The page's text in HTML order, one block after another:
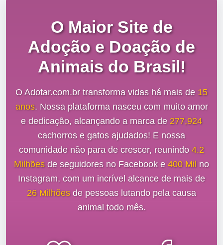
O Maior Site de
Adoção e Doação de
Animais do Brasil!
O Adotar.com.br transforma vidas há mais de 15
anos. Nossa plataforma nasceu com muito amor
e dedicação, alcançando a marca de 277,924
cachorros e gatos ajudados! E nossa
comunidade não para de crescer, reunindo 4.2
Milhõesde seguidores no Facebook e 400 Mil no
Instagram, com um incrível alcance de mais de
26 Milhõesde pessoas lutando pela causa
animal todo mês.